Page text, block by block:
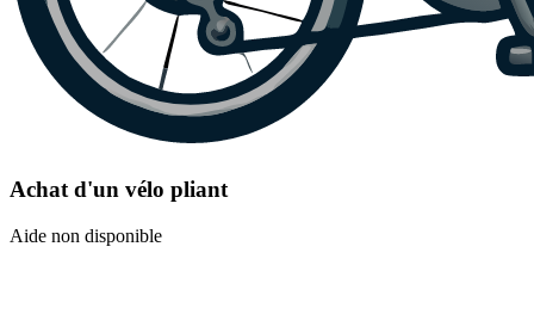
Achat d'un vélo pliant
Aide non disponible